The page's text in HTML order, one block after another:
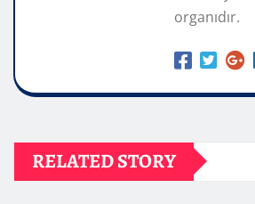
organıdır.
RELATED STORY